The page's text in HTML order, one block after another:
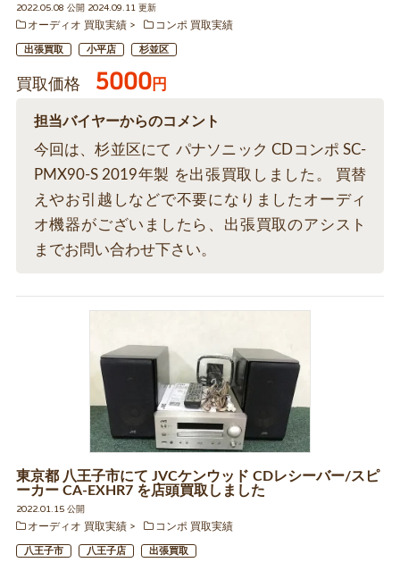
2022.05.08 公開 2024.09.11 更新
オーディオ 買取実績
コンポ 買取実績
出張買取 小平店 杉並区
買取価格 5000円
担当バイヤーからのコメント
今回は、杉並区にて パナソニック CDコンポ SC-
PMX90-S 2019年製 を出張買取しました。 買替
えやお引越しなどで不要になりましたオーディ
オ機器がございましたら、出張買取のアシスト
までお問い合わせ下さい。
東京都 八王子市にて JVCケンウッド CDレシーバー/スピ
ーカー CA-EXHR7 を店頭買取しました
2022.01.15 公開
オーディオ 買取実績
コンポ 買取実績
八王子市 八王子店 出張買取